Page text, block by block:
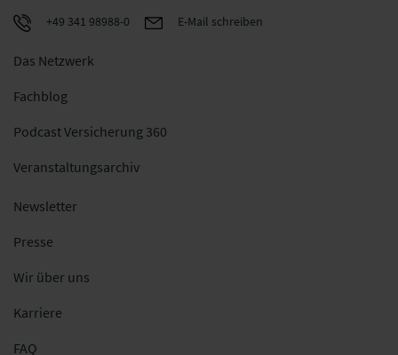
+49 341 98988-0 E-Mail schreiben
Das Netzwerk
Fachblog
Podcast Versicherung 360
Veranstaltungsarchiv
Newsletter
Presse
Wir über uns
Karriere
FAQ